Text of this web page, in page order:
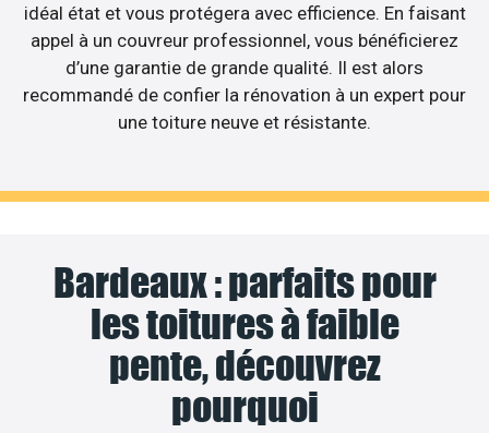
idéal état et vous protégera avec efficience. En faisant
appel à un couvreur professionnel, vous bénéficierez
d’une garantie de grande qualité. Il est alors
recommandé de confier la rénovation à un expert pour
une toiture neuve et résistante.
Bardeaux : parfaits pour
les toitures à faible
pente, découvrez
pourquoi